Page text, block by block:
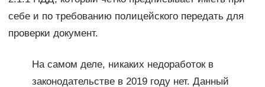
себе и по требованию полицейского передать для
проверки документ.
На самом деле, никаких недоработок в
законодательстве в 2019 году нет. Данный